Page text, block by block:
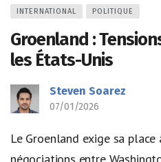
INTERNATIONAL POLITIQUE
Groenland :
les États-Unis
Steven Soarez
07/01/2026
Le Groenland exige sa